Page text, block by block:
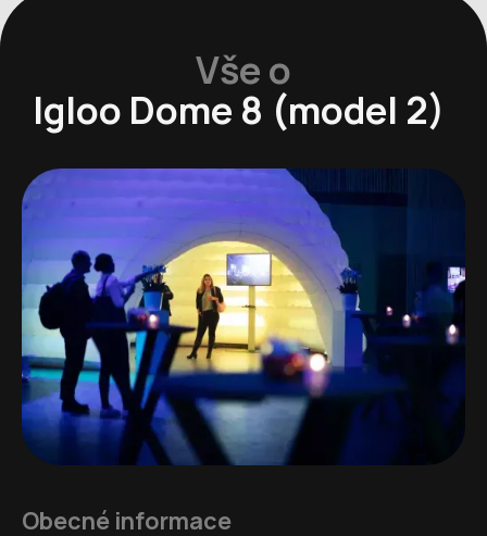
Vše o
Igloo Dome 8 (model 2)
Obecné informace